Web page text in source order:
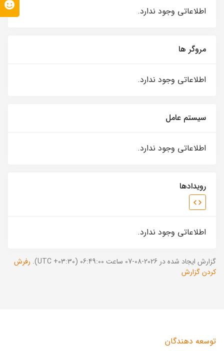
اطلاعاتی وجود ندارد.
مروگر ها
اطلاعاتی وجود ندارد.
سیستم عامل
اطلاعاتی وجود ندارد.
رویدادها
اطلاعاتی وجود ندارد.
گزارش ایجاد شده در 2026-08-07 ساعت 06:49:00 (UTC +03:30).
رفرش
کردن گزارش
توسعه دهندگان